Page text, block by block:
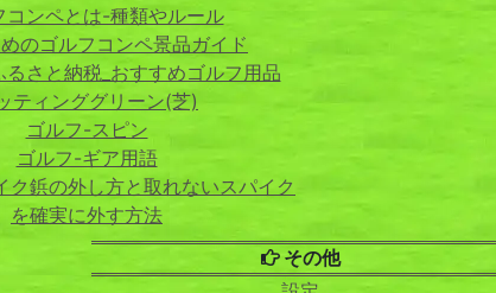
コンペとは-種類やルール
のゴルフコンペ景品ガイド
るさと納税_おすすめゴルフ用品
ティンググリーン(芝)
ゴルフ-スピン
ゴルフ-ギア用語
ク鋲の外し方と取れないスパイク
を確実に外す方法
その他